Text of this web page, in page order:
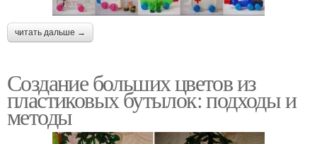
читать дальше →
Создание больших цветов из
пластиковых бутылок: подходы и
методы